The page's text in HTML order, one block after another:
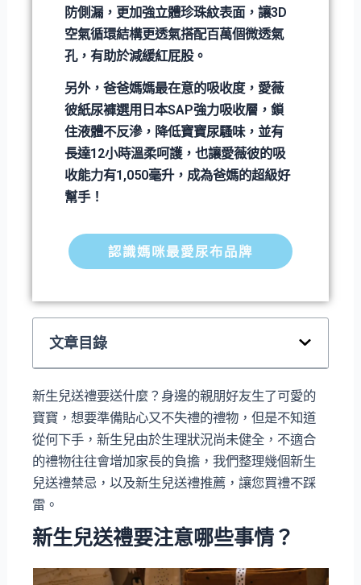
防側漏，更加強立體珍珠紋表面，讓3D
空氣循環結構更透氣搭配百萬個微透氣
孔，有助於減緩紅屁股。
另外，爸爸媽媽最在意的吸收度，愛薇
彼紙尿褲選用日本SAP強力吸收層，鎖
住液體不反滲，降低寶寶尿騷味，並有
長達12小時溫柔呵護，也讓愛薇彼的吸
收能力有1,050毫升，成為爸媽的超級好
幫手！
認識媽咪最愛尿布品牌
文章目錄
新生兒送禮要送什麼？身邊的親朋好友生了可愛的
寶寶，想要準備貼心又不失禮的禮物，但是不知道
從何下手，新生兒由於生理狀況尚未健全，不適合
的禮物往往會增加家長的負擔，我們整理幾個新生
兒送禮禁忌，以及新生兒送禮推薦，讓您買禮不踩
雷。
新生兒送禮要注意哪些事情？